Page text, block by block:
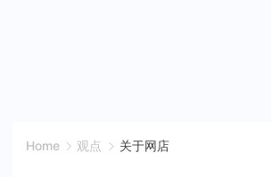
Home 观点 关于网店